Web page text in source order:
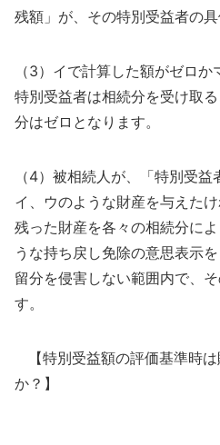
残額」が、その特別受益者の具
（3）イで計算した額がゼロか
特別受益者は相続分を受け取
分はゼロとなります。
（4）被相続人が、「特別受益
イ、ウのような財産を与えた
残った財産を各々の相続分に
うな持ち戻し免除の意思表示
留分を侵害しない範囲内で、
す。
【特別受益額の評価基準時
か？】